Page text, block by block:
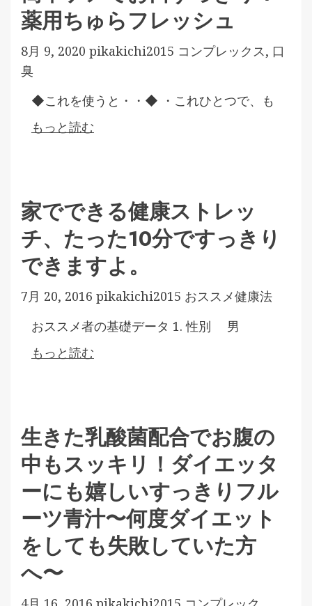
薬用ちゅらフレッシュ
8月 9, 2020 pikakichi2015 コンプレックス, 口
臭
◆これを使うと・・◆ ・これひとつで、も
もっと読む
家でできる健康ストレッ
チ、たった10分ですっきり
できますよ。
7月 20, 2016 pikakichi2015 おススメ健康法
おススメ者の基礎データ 1. 性別 男
もっと読む
生きた乳酸菌配合でお腹の
中もスッキリ！ダイエッタ
ーにも嬉しいすっきりフル
ーツ青汁〜何度ダイエット
をしても失敗していた方
へ〜